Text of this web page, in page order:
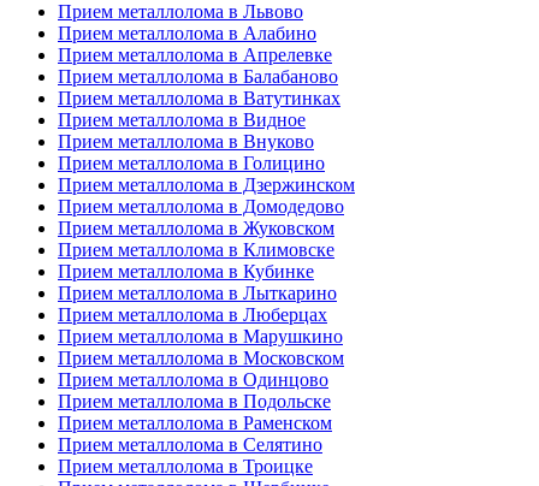
Прием металлолома в Львово
Прием металлолома в Алабино
Прием металлолома в Апрелевке
Прием металлолома в Балабаново
Прием металлолома в Ватутинках
Прием металлолома в Видное
Прием металлолома в Внуково
Прием металлолома в Голицино
Прием металлолома в Дзержинском
Прием металлолома в Домодедово
Прием металлолома в Жуковском
Прием металлолома в Климовске
Прием металлолома в Кубинке
Прием металлолома в Лыткарино
Прием металлолома в Люберцах
Прием металлолома в Марушкино
Прием металлолома в Московском
Прием металлолома в Одинцово
Прием металлолома в Подольске
Прием металлолома в Раменском
Прием металлолома в Селятино
Прием металлолома в Троицке